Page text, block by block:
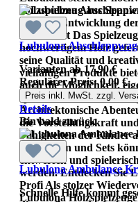
Holzspielzeug aus
kreative Entwicklung
Kreativität Das
hochwertigem Holz
seine Qualität und
vielfältigen Produkte
auch die Möglichkeit,
spielerisch die
Architektonische
die Vorstellungskraft
Fähigkeiten der Kinder
Bausteinen und Sets
entwerfen und
werden. Entdecken Sie
Profi Als stolzer
Lubulona
Lubulona
Varianten ab17,90 €
Regulärer Preis:0,00 €
Preis inkl. MwSt. zzgl.
Details
Bin bald zurück
Lubulona Ambulance
Schnelle Hilfe kommt